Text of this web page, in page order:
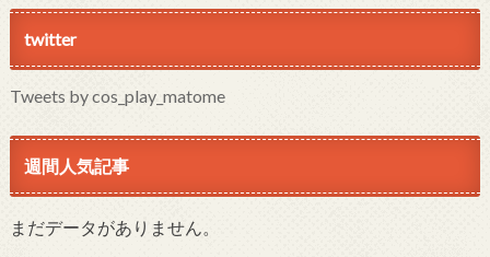
twitter
Tweets by cos_play_matome
週間人気記事
まだデータがありません。